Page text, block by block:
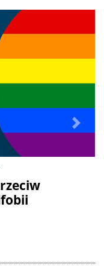
Dalej